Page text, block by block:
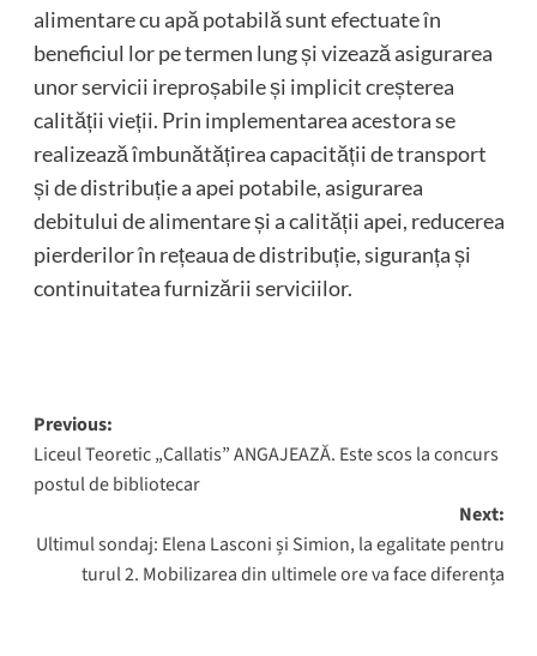
alimentare cu apă potabilă sunt efectuate în
beneficiul lor pe termen lung și vizează asigurarea
unor servicii ireproșabile și implicit creșterea
calității vieții. Prin implementarea acestora se
realizează îmbunătățirea capacității de transport
și de distribuție a apei potabile, asigurarea
debitului de alimentare și a calității apei, reducerea
pierderilor în rețeaua de distribuție, siguranța și
continuitatea furnizării serviciilor.
Post
navigation
Previous:
Liceul Teoretic „Callatis” ANGAJEAZĂ. Este scos la concurs
postul de bibliotecar
Next:
Ultimul sondaj: Elena Lasconi și Simion, la egalitate pentru
turul 2. Mobilizarea din ultimele ore va face diferența